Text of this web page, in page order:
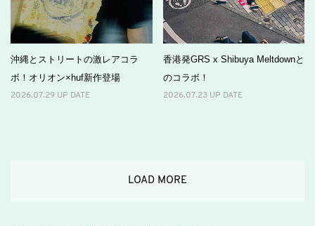
沖縄とストリートの激レアコラ
ボ！オリオン×huf新作登場
2026.07.29 UP DATE
香港発GRS x Shibuya Meltdownと
のコラボ！
2026.07.23 UP DATE
LOAD MORE